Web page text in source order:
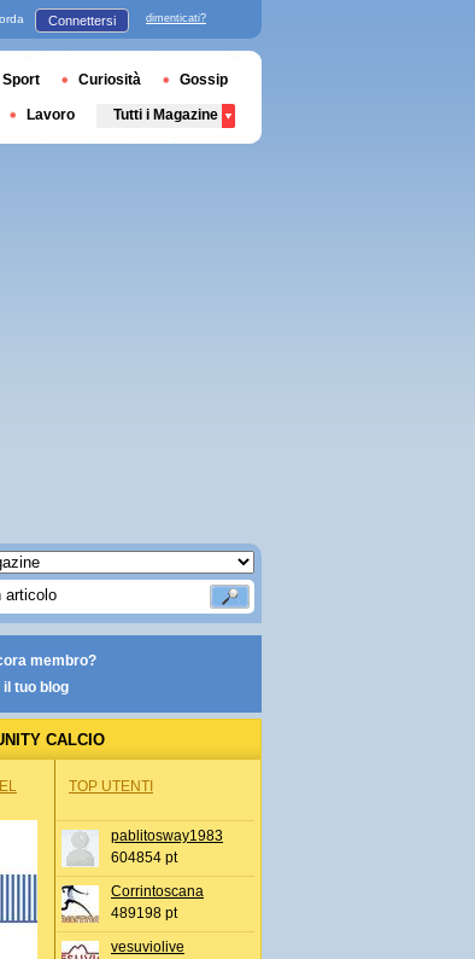
membro?
il tuo blog
CALCIO
TOP UTENTI
pablitosway1983
604854 pt
Corrintoscana
489198 pt
vesuviolive
Connettersi dimenticati?
Sport Curiosità Gossip
Lavoro Tutti i Magazine